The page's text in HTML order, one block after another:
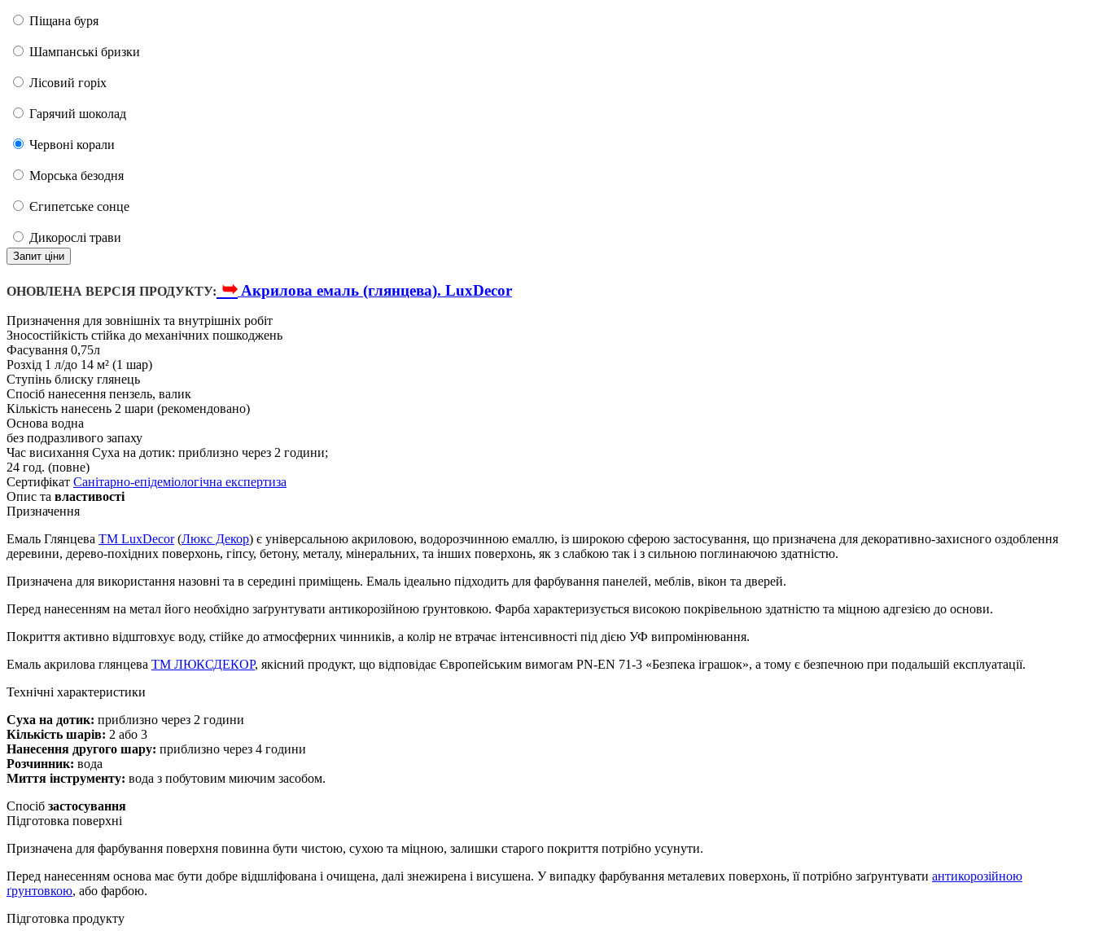
Піщана буря
Шампанські бризки
Лісовий горіх
Гарячий шоколад
Червоні корали
Морська безодня
Єгипетське сонце
Дикорослі трави
Запит ціни
ОНОВЛЕНА ВЕРСІЯ ПРОДУКТУ: ➥ Акрилова емаль (глянцева). LuxDecor
Призначення для зовнішніх та внутрішніх робіт
Зносостійкість стійка до механічних пошкоджень
Фасування 0,75л
Розхід 1 л/до 14 м² (1 шар)
Ступінь блиску глянець
Спосіб нанесення пензель, валик
Кількість нанесень 2 шари (рекомендовано)
Основа водна
без подразливого запаху
Час висихання Суха на дотик: приблизно через 2 години;
24 год. (повне)
Сертифікат Санітарно-епідеміологічна експертиза
Опис та властивості
Призначення
Емаль Глянцева TM LuxDecor(Люкс Декор) є універсальною акриловою, водорозчинною емаллю, із широкою сферою застосування, що призначена для декоративно-захисного оздоблення
деревини, дерево-похідних поверхонь, гіпсу, бетону, металу, мінеральних, та інших поверхонь, як з слабкою так і з сильною поглинаючою здатністю.
Призначена для використання назовні та в середині приміщень. Емаль ідеально підходить для фарбування панелей, меблів, вікон та дверей.
Перед нанесенням на метал його необхідно заґрунтувати антикорозійною ґрунтовкою. Фарба характеризується високою покрівельною здатністю та міцною адгезією до основи.
Покриття активно відштовхує воду, стійке до атмосферних чинників, а колір не втрачає інтенсивності під дією УФ випромінювання.
Емаль акрилова глянцева ТМ ЛЮКСДЕКОР, якісний продукт, що відповідає Європейським вимогам PN-EN 71-3 «Безпека іграшок», а тому є безпечною при подальшій експлуатації.
Технічні характеристики
Суха на дотик: приблизно через 2 години
Кількість шарів: 2 або 3
Нанесення другого шару: приблизно через 4 години
Розчинник: вода
Миття інструменту: вода з побутовим миючим засобом.
Спосіб застосування
Підготовка поверхні
Призначена для фарбування поверхня повинна бути чистою, сухою та міцною, залишки старого покриття потрібно усунути.
Перед нанесенням основа має бути добре відшліфована і очищена, далі знежирена і висушена. У випадку фарбування металевих поверхонь, її потрібно заґрунтувати антикорозійною
ґрунтовкою, або фарбою.
Підготовка продукту